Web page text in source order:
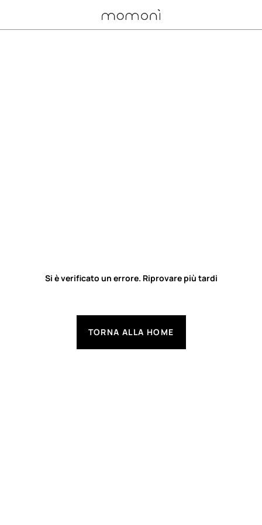
Si è verificato un errore. Riprovare più tardi
TORNA ALLA HOME